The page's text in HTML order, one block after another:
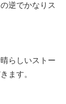
逆でかなりス
らしいストー
ます。